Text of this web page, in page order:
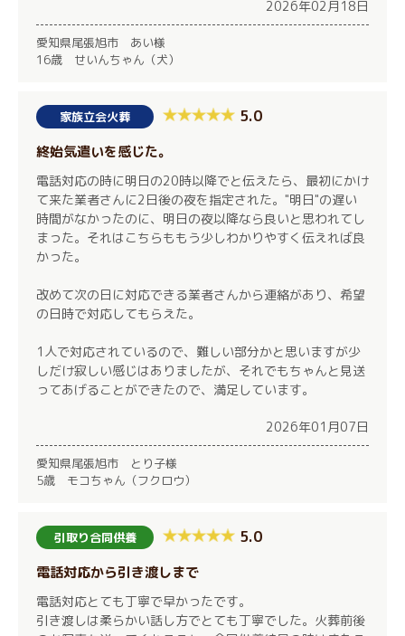
2026年02月18日
愛知県尾張旭市 あい様
16歳 せいんちゃん（犬）
家族立会火葬 5.0
終始気遣いを感じた。
電話対応の時に明日の20時以降でと伝えたら、最初にかけ
て来た業者さんに2日後の夜を指定された。"明日"の遅い
時間がなかったのに、明日の夜以降なら良いと思われてし
まった。それはこちらももう少しわかりやすく伝えれば良
かった。
改めて次の日に対応できる業者さんから連絡があり、希望
の日時で対応してもらえた。
1人で対応されているので、難しい部分かと思いますが少
しだけ寂しい感じはありましたが、それでもちゃんと見送
ってあげることができたので、満足しています。
2026年01月07日
愛知県尾張旭市 とり子様
5歳 モコちゃん（フクロウ）
引取り合同供養 5.0
電話対応から引き渡しまで
電話対応とても丁寧で早かったです。
引き渡しは柔らかい話し方でとても丁寧でした。火葬前後